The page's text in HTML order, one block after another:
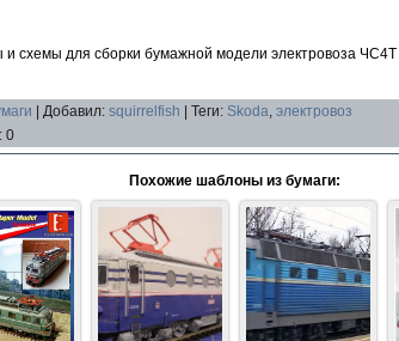
схемы для сборки бумажной модели электровоза ЧС4Т
Добавил: squirrelfish Теги: Skoda, электровоз
: 0
Похожие шаблоны из бумаги: